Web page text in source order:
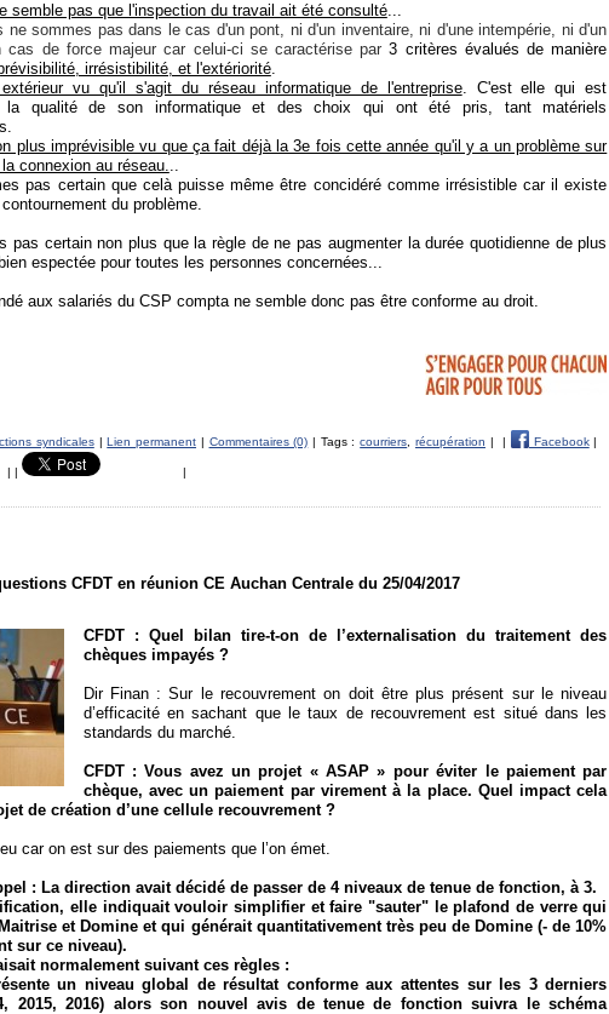
semble pas que l'inspection du travail ait été consulté...
ne sommes pas dans le cas d'un pont, ni d'un inventaire, ni d'une intempérie, ni d'un
cas de force majeur car celui-ci se caractérise par3 critères évalués de manière
irrésistibilité, et l'extériorité.
vu qu'il s'agit du réseau informatique de l'entreprise. C'est elle qui est
la qualité de son informatique et des choix qui ont été pris, tant matériels
plus imprévisible vu que ça fait déjà la 3e fois cette année qu'il y a un problème sur
connexion au réseau...
pas certain que celà puisse même être concidéré comme irrésistible car il existe
du problème.
pas certain non plus que la règle de ne pas augmenter la durée quotidienne de plus
espectée pour toutes les personnes concernées...
aux salariés du CSP compta ne semble donc pas être conforme au droit.
syndicales| Lien permanent Commentaires (0) | Tags :courriers, récupération Facebook|
CFDT en réunion CE Auchan Centrale du 25/04/2017
CFDT : Quel bilan tire-t-on de l’externalisation du traitement des
chèques impayés ?
Dir Finan : Sur le recouvrement on doit être plus présent sur le niveau
d’efficacité en sachant que le taux de recouvrement est situé dans les
standards du marché.
CFDT : Vous avez un projet « ASAP » pour éviter le paiement par
chèque, avec un paiement par virement à la place. Quel impact cela
de création d’une cellule recouvrement ?
car on est sur des paiements que l’on émet.
: La direction avait décidé de passer de 4 niveaux de tenue de fonction, à 3.
elle indiquait vouloir simplifier et faire "sauter" le plafond de verre qui
et Domine et qui générait quantitativement très peu de Domine (- de 10%
sur ce niveau).
normalement suivant ces règles :
un niveau global de résultat conforme aux attentes sur les 3 derniers
2015, 2016) alors son nouvel avis de tenue de fonction suivra le schéma